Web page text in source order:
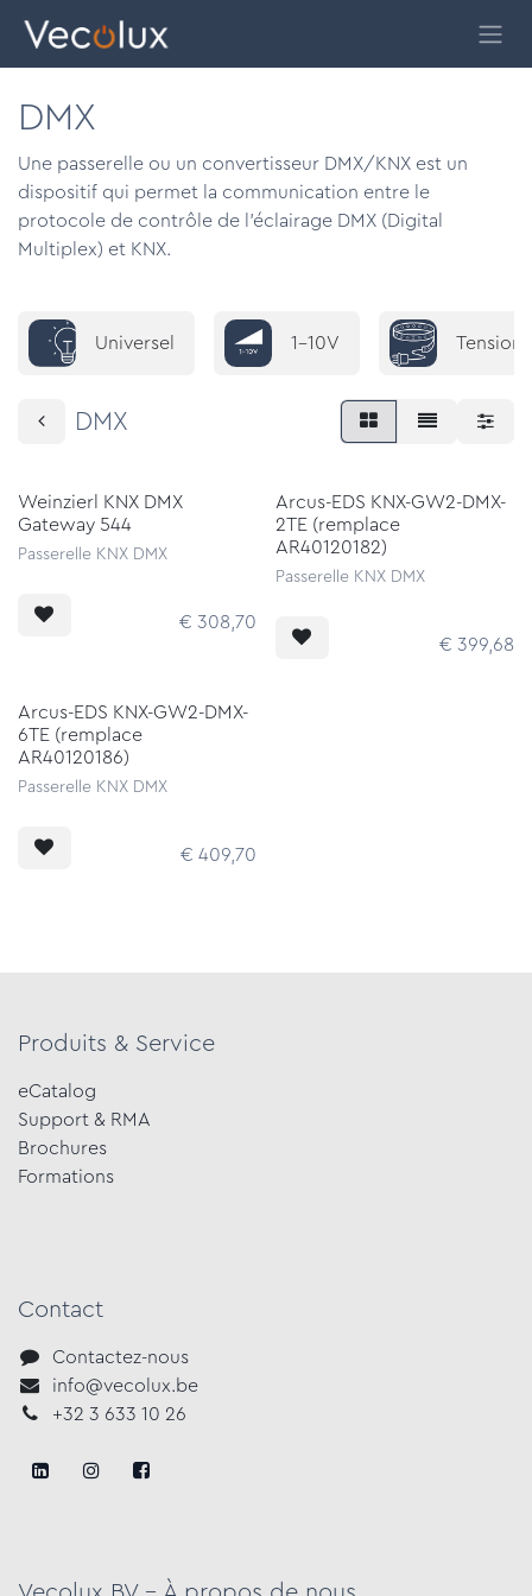
DMX
Une passerelle ou un convertisseur DMX/KNX est un
dispositif qui permet la communication entre le
protocole de contrôle de l'éclairage DMX (Digital
Multiplex) et KNX.
Universel 1-10V Tension
DMX
Weinzierl KNX DMX
Gateway 544
Passerelle KNX DMX
€ 308,70
Arcus-EDS KNX-GW2-DMX-
2TE (remplace
AR40120182)
Passerelle KNX DMX
€ 399,68
Arcus-EDS KNX-GW2-DMX-
6TE (remplace
AR40120186)
Passerelle KNX DMX
€ 409,70
Produits & Service
eCatalog
Support & RMA
Brochures
Formations​
Contact
Contactez-nous
info@vecolux.be
+3​2 3 633​ 10 ​2​6